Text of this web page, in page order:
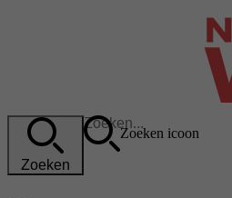
Zoeken
Zoeken icoon